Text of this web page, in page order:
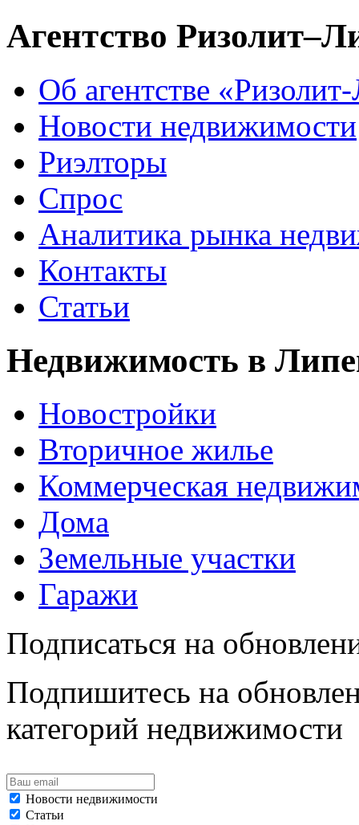
Агентство
Об агентстве
Новости недвижимости
Риэлторы
Спрос
Аналитика рынка
Контакты
Статьи
Недвижимость в
Новостройки
Вторичное жилье
Коммерческая
Дома
Земельные участки
Гаражи
Подписаться на
Подпишитесь на
категорий недвижимости
Новости недвижимости
Статьи